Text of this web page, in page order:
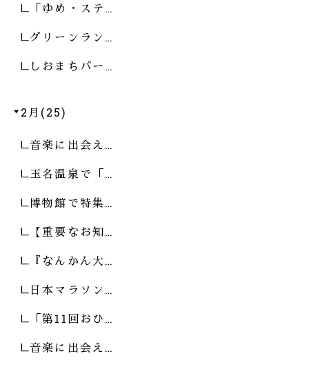
「ゆめ・ステ…
グリーンラン…
しおまちパー…
2月(25)
音楽に出会え…
玉名温泉で「…
博物館で特集…
【重要なお知…
『なんかん大…
日本マラソン…
「第11回おひ…
音楽に出会え…